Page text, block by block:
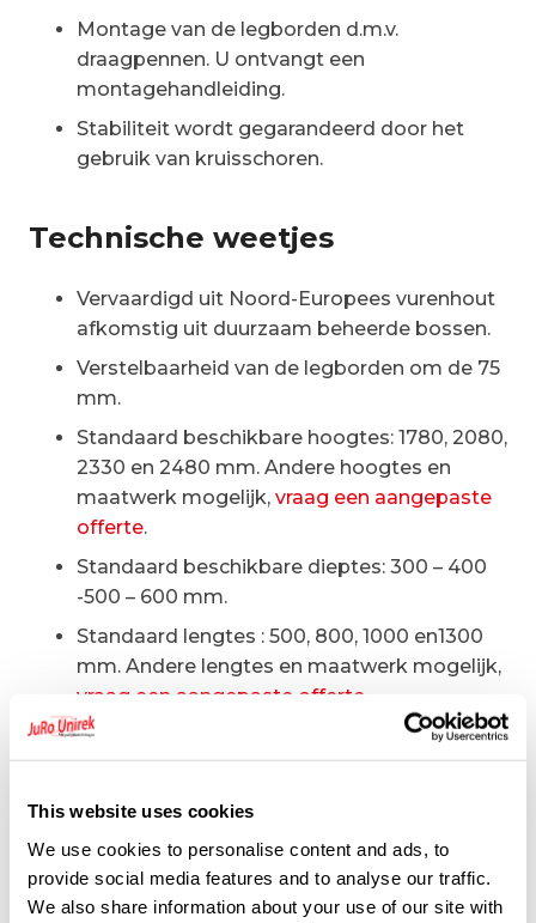
This website uses cookies
We use cookies to personalise content and ads, to
provide social media features and to analyse our traffic.
We also share information about your use of our site with
Montage van de legborden d.m.v.
draagpennen. U ontvangt een
montagehandleiding.
Stabiliteit wordt gegarandeerd door het
gebruik van kruisschoren.
Technische weetjes
Vervaardigd uit Noord-Europees vurenhout
afkomstig uit duurzaam beheerde bossen.
Verstelbaarheid van de legborden om de 75
mm.
Standaard beschikbare hoogtes: 1780, 2080,
2330 en 2480 mm. Andere hoogtes en
maatwerk mogelijk, vraag een aangepaste
offerte.
Standaard beschikbare dieptes: 300 – 400
-500 – 600 mm.
Standaard lengtes : 500, 800, 1000 en1300
mm. Andere lengtes en maatwerk mogelijk,
vraag een aangepaste offerte
Almawood-legbordstellingen :
tussenschotten, confectiestangen,